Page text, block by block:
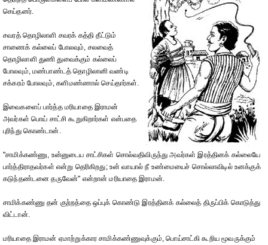
செய்தனர்.
சவரத் தொழிலாளி சவரக் கத்தி தீட்டும்
சாணைக் கல்லைப் போலவும், சலவைத்
தொழிலாளி துணி துவைக்கும் கல்லைப்
போலவும், மண்பாண்டத் தொழிலானி வண்டி
சக்கரம் போலவும், களிமண்ணால் செய்தார்கள்.
இவைகளைப் பார்த்த மரியாதை இராமன்
அவர்கள் பொய் சாட்சி கூறுகிறார்கள் என்பதை
புரிந்து கொண்டான்.
"சாமிக்கண்ணு, உன்னுடைய சாட்சிகள் சொல்வதிவிருந்து அவர்கள் இரத்தினக் கல்லையே
பார்த்திராதவர்கள் என்று தெரிகிறது; உன் வாயால் நீ உண்மையைச் சொல்லாவிடில் உனக்குக்
கடுந்தண்டனை தருவேன்" என்றான் மரியாதை இராமன்.
சாமிக்கண்ணு தன் குற்றத்தை ஒப்புக் கொண்டு இரத்தினக் கல்லைத் திருப்பிக் கொடுத்து
விட்டான்.
மரியாதை இராமன் ஏமாற்றுக்கார சாமிக்கண்ணுவுக்கும், பொய்சாட்கி கூறிய மூவருக்கும்